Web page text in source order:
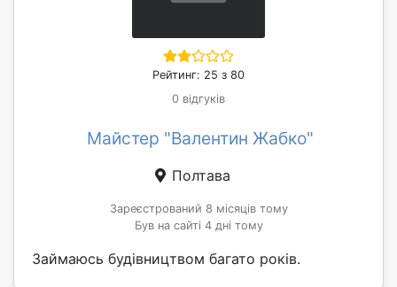
Рейтинг: 25 з 80
0 відгуків
Майстер "Валентин Жабко"
Полтава
Зареєстрований 8 місяців тому
Був на сайті 4 дні тому
Займаюсь будівництвом багато років.